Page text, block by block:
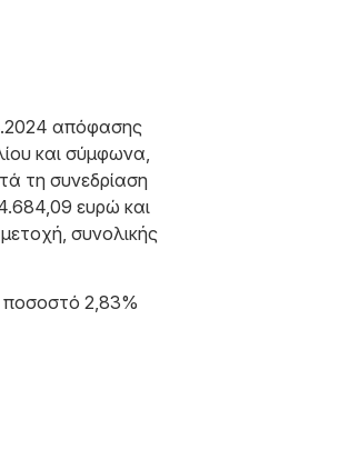
απόφασης
και σύμφωνα,
τη συνεδρίαση
ευρώ και
συνολικής
ποσοστό 2,83%